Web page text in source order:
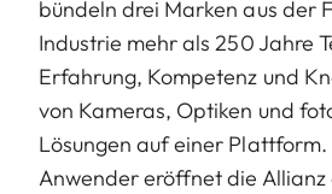
bündeln drei Marken aus der
Industrie mehr als 250 Jahre
Erfahrung, Kompetenz und
von Kameras, Optiken und
Lösungen auf einer Plattform.
Anwender eröffnet die Allianz